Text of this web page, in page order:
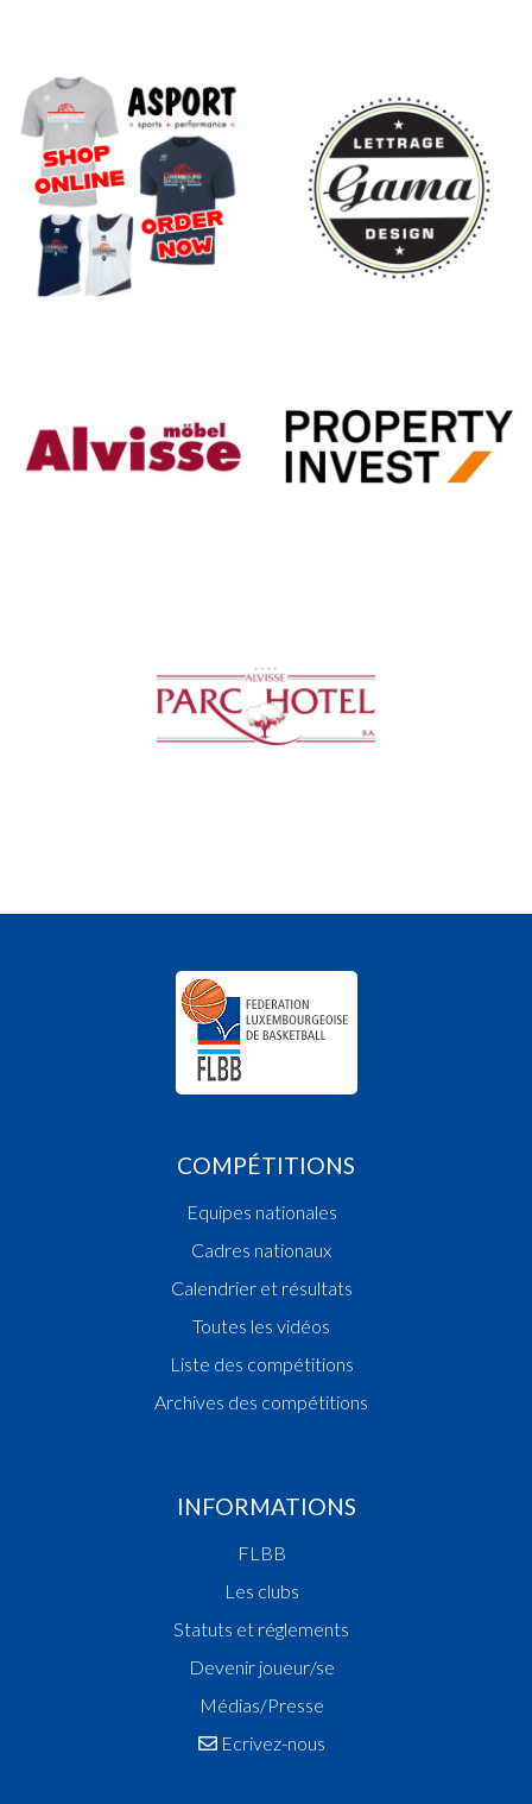
COMPÉTITIONS
Equipes nationales
Cadres nationaux
Calendrier et résultats
Toutes les vidéos
Liste des compétitions
Archives des compétitions
INFORMATIONS
FLBB
Les clubs
Statuts et réglements
Devenir joueur/se
Médias/Presse
Ecrivez-nous